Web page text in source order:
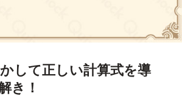
して正しい計算式を導
き！